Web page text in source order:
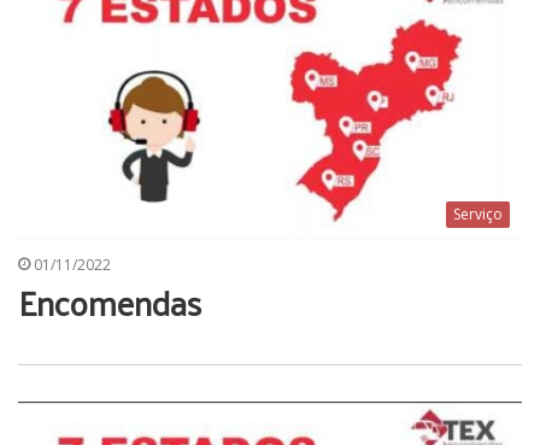
Serviço
01/11/2022
Encomendas